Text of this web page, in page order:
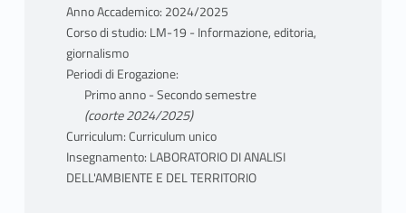
Anno Accademico: 2024/2025
Corso di studio: LM-19 - Informazione, editoria,
giornalismo
Periodi di Erogazione:
Primo anno - Secondo semestre
(coorte 2024/2025)
Curriculum: Curriculum unico
Insegnamento: LABORATORIO DI ANALISI
DELL'AMBIENTE E DEL TERRITORIO